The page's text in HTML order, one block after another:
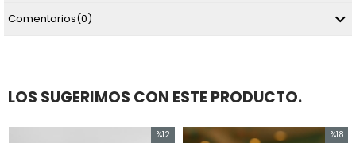
Comentarios(0)
LOS SUGERIMOS CON ESTE PRODUCTO.
%18